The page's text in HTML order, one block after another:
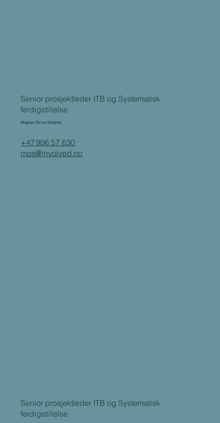
Senior prosjektleder ITB og Systematisk
ferdigstillelse
Magnus Owren Sangnes
+47 906 57 630
mos@involved.no
Senior prosjektleder ITB og Systematisk
ferdigstillelse